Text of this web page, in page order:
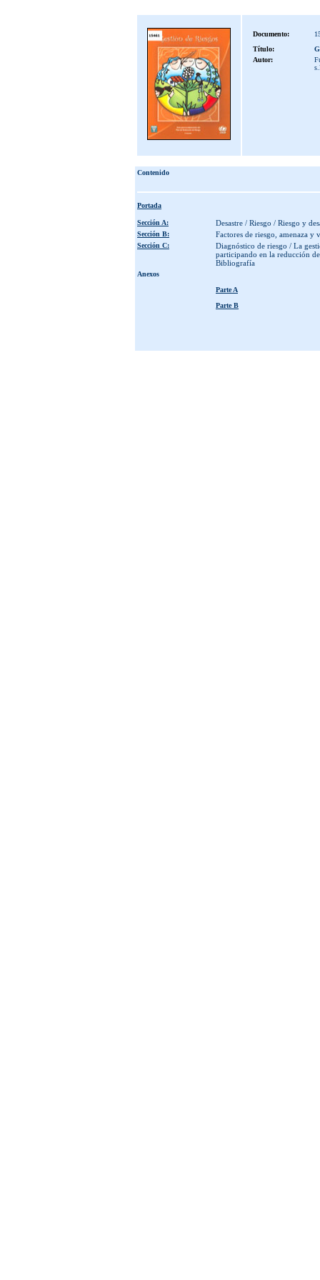
Documento:
Título:
Autor:
Contenido
Portada
Sección A: Desastre / Riesgo / Riesgo y
Sección B: Factores de riesgo, amenaza y
Sección C:
Diagnóstico de riesgo / La
participando en la reducción
Bibliografía
Anexos
Parte A
Parte B